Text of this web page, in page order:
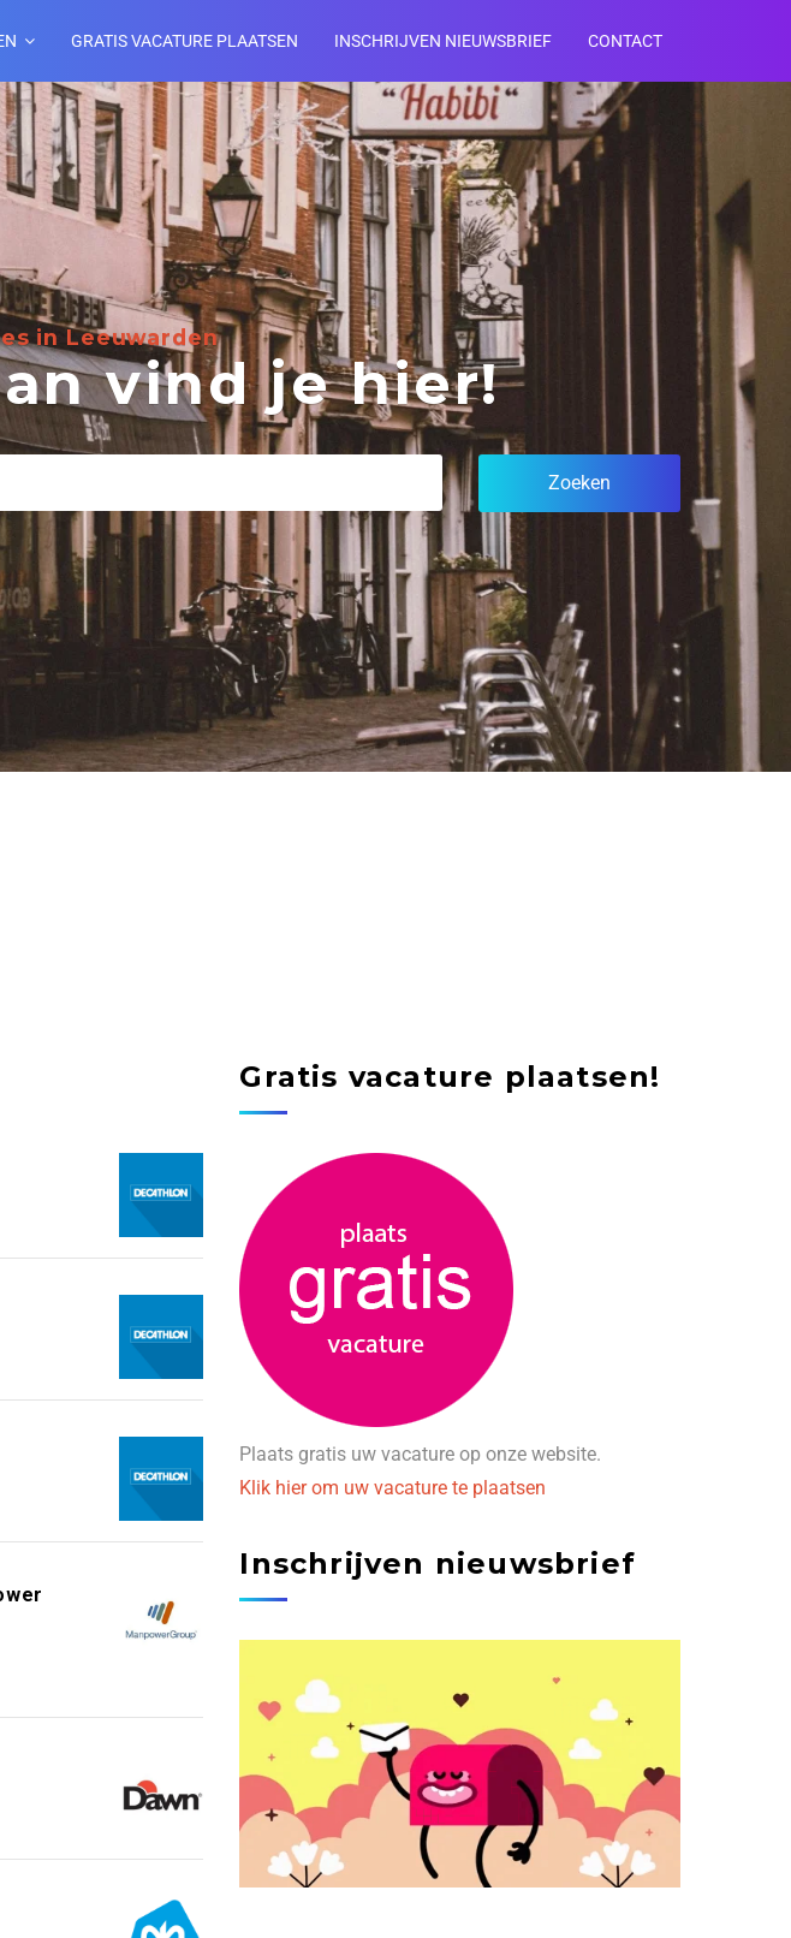
GRATIS VACATURE PLAATSEN INSCHRIJVEN NIEUWSBRIEF CONTACT
in Leeuwarden
vind je hier!
Gratis vacature plaatsen!
Plaats gratis uw vacature op onze website.
Klik hier om uw vacature te plaatsen
Inschrijven nieuwsbrief